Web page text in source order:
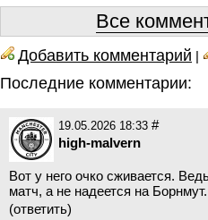
Все
Добавить комментарий |
Последние комментарии:
19.05.2026 18:33 #
high-malvern
Вот у него очко сживается.
матч, а не надеется на Борнмут.
(ответить)